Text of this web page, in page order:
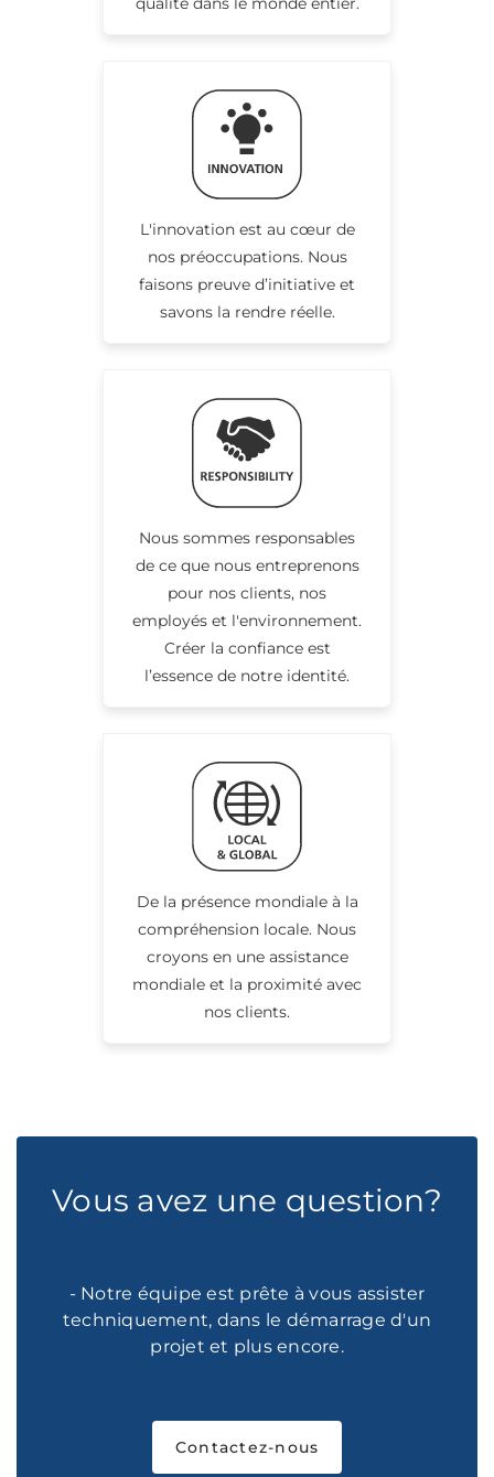
L'innovation est au cœur de
nos préoccupations. Nous
faisons preuve d’initiative et
savons la rendre réelle.
Nous sommes responsables
de ce que nous entreprenons
pour nos clients, nos
employés et l'environnement.
Créer la confiance est
l’essence de notre identité.
De la présence mondiale à la
compréhension locale. Nous
croyons en une assistance
mondiale et la proximité avec
nos clients.
Vous avez une question?
- Notre équipe est prête à vous assister
techniquement, dans le démarrage d'un
projet et plus encore.
Contactez-nous